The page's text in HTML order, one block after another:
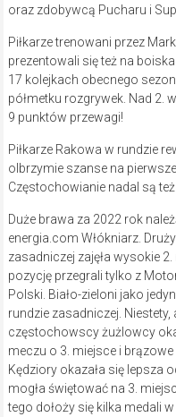
oraz zdobywcą Pucharu i
Piłkarze trenowani przez
prezentowali się też na
17 kolejkach obecnego
półmetku rozgrywek. Nad 2.
9 punktów przewagi!
Piłkarze Rakowa w rundzie
olbrzymie szanse na
Częstochowianie nadal są
Duże brawa za 2022 rok
energia.com Włókniarz.
zasadniczej zajęła wysokie
pozycję przegrali tylko z
Polski. Biało-zieloni jako
rundzie zasadniczej. Niestety,
częstochowscy żużlowcy
meczu o 3. miejsce i
Kędziory okazała się lepsza
mogła świętować na 3.
tego dołoży się kilka medali